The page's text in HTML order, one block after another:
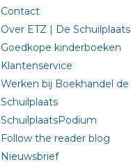
Contact
Over ETZ | De Schuilplaats
Goedkope kinderboeken
Klantenservice
Werken bij Boekhandel de
Schuilplaats
SchuilplaatsPodium
Follow the reader blog
Nieuwsbrief